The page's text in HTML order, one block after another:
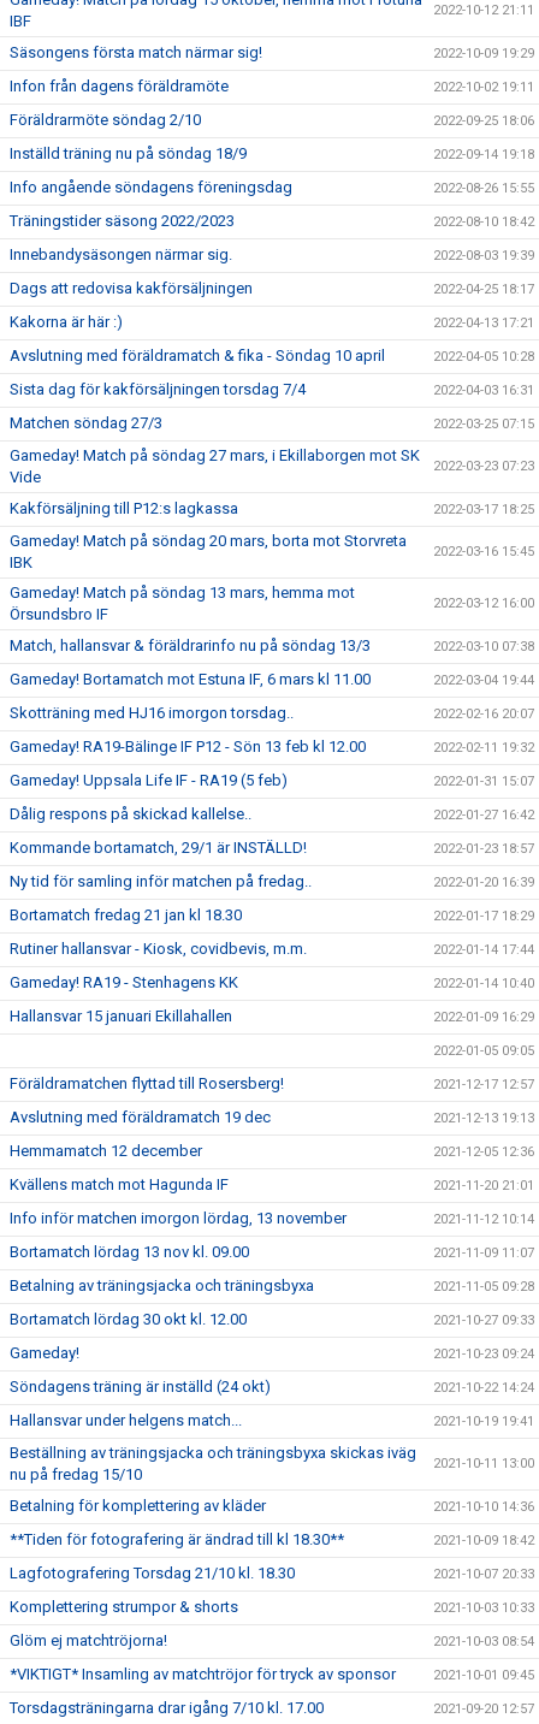
IBF
2022-10-12 21:11
Säsongens första match närmar sig! 2022-10-09 19:29
Infon från dagens föräldramöte 2022-10-02 19:11
Föräldrarmöte söndag 2/10 2022-09-25 18:06
Inställd träning nu på söndag 18/9 2022-09-14 19:18
Info angående söndagens föreningsdag 2022-08-26 15:55
Träningstider säsong 2022/2023 2022-08-10 18:42
Innebandysäsongen närmar sig. 2022-08-03 19:39
Dags att redovisa kakförsäljningen 2022-04-25 18:17
Kakorna är här :) 2022-04-13 17:21
Avslutning med föräldramatch & fika - Söndag 10 april 2022-04-05 10:28
Sista dag för kakförsäljningen torsdag 7/4 2022-04-03 16:31
Matchen söndag 27/3 2022-03-25 07:15
Gameday! Match på söndag 27 mars, i Ekillaborgen mot SK
Vide
2022-03-23 07:23
Kakförsäljning till P12:s lagkassa 2022-03-17 18:25
Gameday! Match på söndag 20 mars, borta mot Storvreta
IBK
2022-03-16 15:45
Gameday! Match på söndag 13 mars, hemma mot
Örsundsbro IF
2022-03-12 16:00
Match, hallansvar & föräldrarinfo nu på söndag 13/3 2022-03-10 07:38
Gameday! Bortamatch mot Estuna IF, 6 mars kl 11.00 2022-03-04 19:44
Skotträning med HJ16 imorgon torsdag.. 2022-02-16 20:07
Gameday! RA19-Bälinge IF P12 - Sön 13 feb kl 12.00 2022-02-11 19:32
Gameday! Uppsala Life IF - RA19 (5 feb) 2022-01-31 15:07
Dålig respons på skickad kallelse.. 2022-01-27 16:42
Kommande bortamatch, 29/1 är INSTÄLLD! 2022-01-23 18:57
Ny tid för samling inför matchen på fredag.. 2022-01-20 16:39
Bortamatch fredag 21 jan kl 18.30 2022-01-17 18:29
Rutiner hallansvar - Kiosk, covidbevis, m.m. 2022-01-14 17:44
Gameday! RA19 - Stenhagens KK 2022-01-14 10:40
Hallansvar 15 januari Ekillahallen 2022-01-09 16:29
2022-01-05 09:05
Föräldramatchen flyttad till Rosersberg! 2021-12-17 12:57
Avslutning med föräldramatch 19 dec 2021-12-13 19:13
Hemmamatch 12 december 2021-12-05 12:36
Kvällens match mot Hagunda IF 2021-11-20 21:01
Info inför matchen imorgon lördag, 13 november 2021-11-12 10:14
Bortamatch lördag 13 nov kl. 09.00 2021-11-09 11:07
Betalning av träningsjacka och träningsbyxa 2021-11-05 09:28
Bortamatch lördag 30 okt kl. 12.00 2021-10-27 09:33
Gameday! 2021-10-23 09:24
Söndagens träning är inställd (24 okt) 2021-10-22 14:24
Hallansvar under helgens match... 2021-10-19 19:41
Beställning av träningsjacka och träningsbyxa skickas iväg
nu på fredag 15/10
2021-10-11 13:00
Betalning för komplettering av kläder 2021-10-10 14:36
**Tiden för fotografering är ändrad till kl 18.30** 2021-10-09 18:42
Lagfotografering Torsdag 21/10 kl. 18.30 2021-10-07 20:33
Komplettering strumpor & shorts 2021-10-03 10:33
Glöm ej matchtröjorna! 2021-10-03 08:54
*VIKTIGT* Insamling av matchtröjor för tryck av sponsor 2021-10-01 09:45
Torsdagsträningarna drar igång 7/10 kl. 17.00 2021-09-20 12:57